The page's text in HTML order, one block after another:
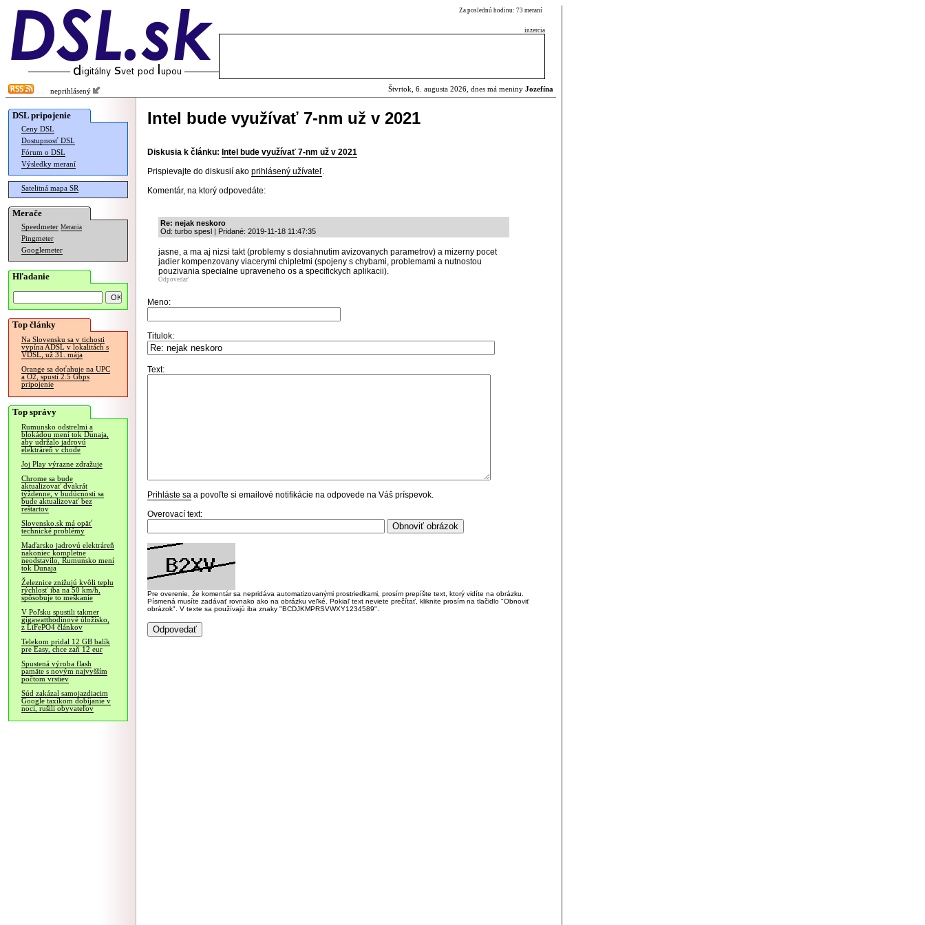
Za poslednú hodinu: 73 meraní
inzercia
neprihlásený Štvrtok, 6. augusta 2026, dnes má meniny Jozefína
DSL pripojenie
Ceny DSL
Dostupnosť DSL
Fórum o DSL
Výsledky meraní
Satelitná mapa SR
Merače
Speedmeter Merania
Pingmeter
Googlemeter
Hľadanie
Top články
Na Slovensku sa v tichosti
vypína ADSL v lokalitách s
VDSL, už 31. mája
Orange sa doťahuje na UPC
a O2, spustí 2.5 Gbps
pripojenie
Top správy
Rumunsko odstrelmi a
blokádou mení tok Dunaja,
aby udržalo jadrovú
elektráreň v chode
Joj Play výrazne zdražuje
Chrome sa bude
aktualizovať dvakrát
týždenne, v budúcnosti sa
bude aktualizovať bez
reštartov
Slovensko.sk má opäť
technické problémy
Maďarsko jadrovú elektráreň
nakoniec kompletne
neodstavilo, Rumunsko mení
tok Dunaja
Železnice znižujú kvôli teplu
rýchlosť iba na 50 km/h,
spôsobuje to meškanie
V Poľsku spustili takmer
gigawatthodinové úložisko,
z LiFePO4 článkov
Telekom pridal 12 GB balík
pre Easy, chce zaň 12 eur
Spustená výroba flash
pamäte s novým najvyšším
počtom vrstiev
Súd zakázal samojazdiacim
Google taxíkom dobíjanie v
noci, rušili obyvateľov
Intel bude využívať 7-nm už v 2021
Diskusia k článku: Intel bude využívať 7-nm už v 2021
Prispievajte do diskusií ako prihlásený užívateľ.
Komentár, na ktorý odpovedáte:
Re: nejak neskoro
Od: turbo spesl | Pridané: 2019-11-18 11:47:35
jasne, a ma aj nizsi takt (problemy s dosiahnutim avizovanych parametrov) a mizerny pocet
jadier kompenzovany viacerymi chipletmi (spojeny s chybami, problemami a nutnostou
pouzivania specialne upraveneho os a specifickych aplikacii).
Odpovedať
Meno:
Titulok:
Text:
Prihláste sa a povoľte si emailové notifikácie na odpovede na Váš príspevok.
Overovací text:
Pre overenie, že komentár sa nepridáva automatizovanými prostriedkami, prosím prepíšte text, ktorý vidíte na obrázku.
Písmená musíte zadávať rovnako ako na obrázku veľké. Pokiaľ text neviete prečítať, kliknite prosím na tlačidlo "Obnoviť
obrázok". V texte sa používajú iba znaky "BCDJKMPRSVWXY1234589".